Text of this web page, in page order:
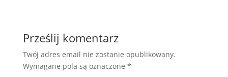
Prześlij komentarz
Twój adres email nie zostanie opublikowany.
Wymagane pola są oznaczone *